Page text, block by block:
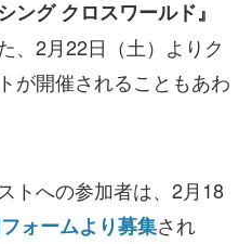
ング クロスワールド』
、2月22日（土）よりク
が開催されることもあわ
トへの参加者は、2月18
ォームより募集され